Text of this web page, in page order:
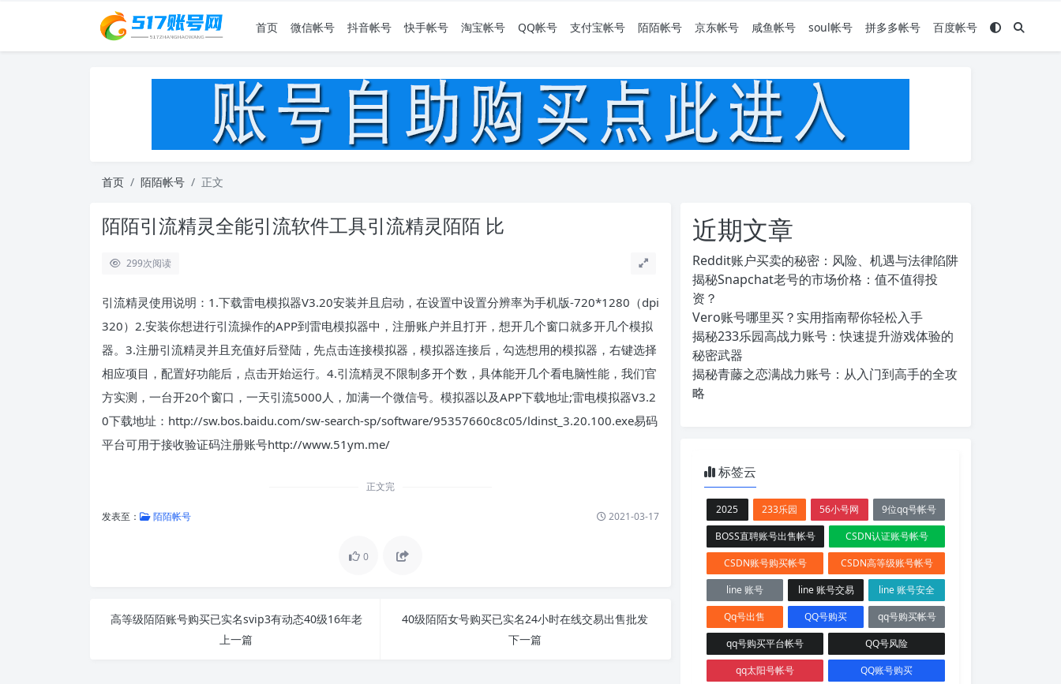
首页 微信帐号 抖音帐号 快手帐号 淘宝帐号 QQ帐号 支付宝帐号 陌陌帐号 京东帐号 咸鱼帐号 soul帐号 拼多多帐号 百度帐号
首页 陌陌帐号 正文
陌陌引流精灵全能引流软件工具引流精灵陌陌 比
299次阅读
引流精灵使用说明：1.下载雷电模拟器V3.20安装并且启动，在设置中设置分辨率为手机版-720*1280（dpi
320）2.安装你想进行引流操作的APP到雷电模拟器中，注册账户并且打开，想开几个窗口就多开几个模拟
器。3.注册引流精灵并且充值好后登陆，先点击连接模拟器，模拟器连接后，勾选想用的模拟器，右键选择
相应项目，配置好功能后，点击开始运行。4.引流精灵不限制多开个数，具体能开几个看电脑性能，我们官
方实测，一台开20个窗口，一天引流5000人，加满一个微信号。模拟器以及APP下载地址;雷电模拟器V3.2
0下载地址：http://sw.bos.baidu.com/sw-search-sp/software/95357660c8c05/ldinst_3.20.100.exe易码
平台可用于接收验证码注册账号http://www.51ym.me/
正文完
发表至： 陌陌帐号 2021-03-17
0
高等级陌陌账号购买已实名svip3有动态40级16年老
上一篇
40级陌陌女号购买已实名24小时在线交易出售批发
下一篇
近期文章
Reddit账户买卖的秘密：风险、机遇与法律陷阱
揭秘Snapchat老号的市场价格：值不值得投
资？
Vero账号哪里买？实用指南帮你轻松入手
揭秘233乐园高战力账号：快速提升游戏体验的
秘密武器
揭秘青藤之恋满战力账号：从入门到高手的全攻
略
标签云
2025 233乐园 56小号网
9位qq号帐号
BOSS直聘账号出售帐号
CSDN认证账号帐号
CSDN账号购买帐号
CSDN高等级账号帐号
line 账号
line 账号交易
line 账号安全
Qq号出售
QQ号购买
qq号购买帐号
qq号购买平台帐号
QQ号风险
qq太阳号帐号
QQ账号购买